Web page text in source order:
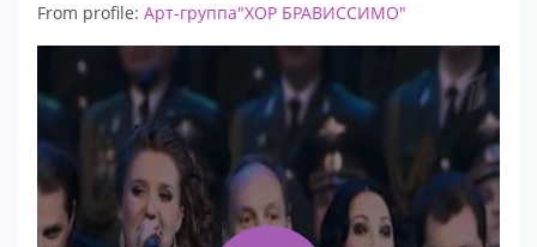
From profile: Арт-группа"ХОР БРАВИССИМО"